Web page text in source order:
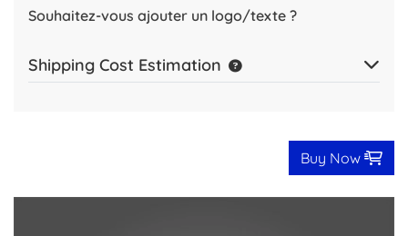
Souhaitez-vous ajouter un logo/texte ?
Shipping Cost Estimation
Buy Now